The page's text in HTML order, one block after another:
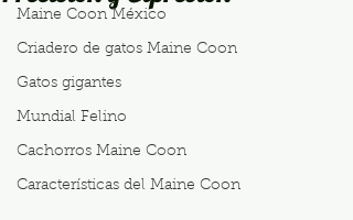
Maine Coon México
Criadero de gatos Maine Coon
Gatos gigantes
Mundial Felino
Cachorros Maine Coon
Características del Maine Coon